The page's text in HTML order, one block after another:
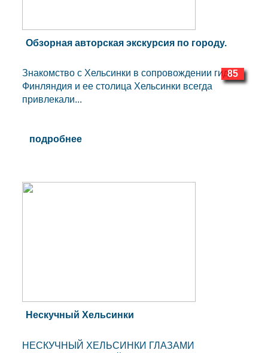
Обзорная авторская экскурсия по городу.
Знакомство с Хельсинки в сопровождении гида.
Финляндия и ее столица Хельсинки всегда
привлекали...
подробнее
85
Нескучный Хельсинки
НЕСКУЧНЫЙ ХЕЛЬСИНКИ ГЛАЗАМИ